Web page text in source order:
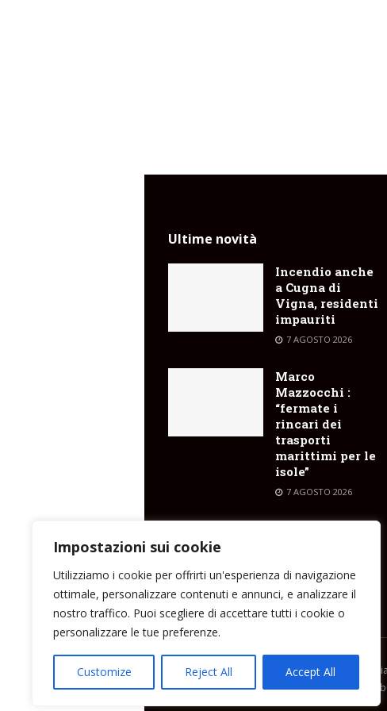
Impostazioni sui cookie
Utilizziamo i cookie per offrirti un'esperienza di navigazione
ottimale, personalizzare contenuti e annunci, e analizzare il
nostro traffico. Puoi scegliere di accettare tutti i cookie o
personalizzare le tue preferenze.
Customize Reject All Accept All
Ultime novità
Incendio anche
a Cugna di
Vigna, residenti
impauriti
7 AGOSTO 2026
Marco
Mazzocchi :
“fermate i
rincari dei
trasporti
marittimi per le
isole”
7 AGOSTO 2026
7 AGOSTO 2026
Direttore responsabile: Peppe Paino - Eolmedia,
peppepaino1@gmail.com Testata registrata al